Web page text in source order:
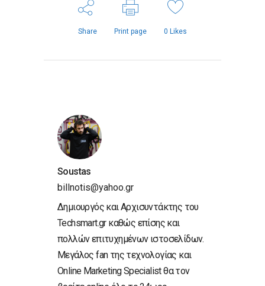
Share Print page 0 Likes
Soustas
billnotis@yahoo.gr
Δημιουργός και Αρχισυντάκτης του
Techsmart.gr καθώς επίσης και
πολλών επιτυχημένων ιστοσελίδων.
Μεγάλος fan της τεχνολογίας και
Online Marketing Specialist θα τον